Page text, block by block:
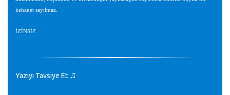
kehanet sayılmaz.
İZİNSİZ
Yazıyı Tavsiye Et ♫